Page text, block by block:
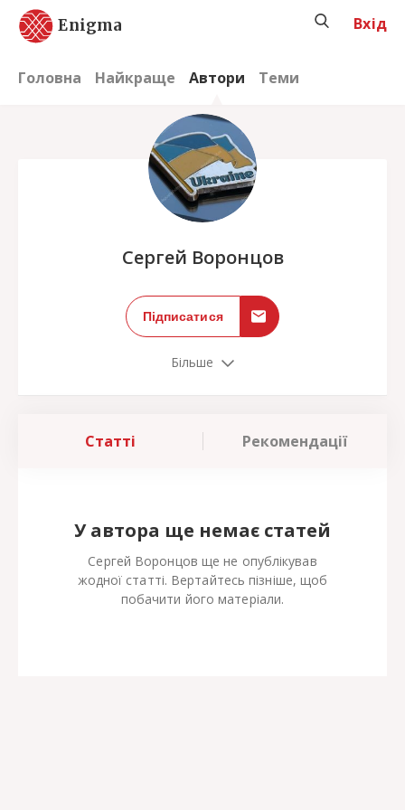
Enigma
Головна Найкраще Автори Теми
Вхід
Сергей Воронцов
Підписатися
Більше
Статті Рекомендації
У автора ще немає статей
Сергей Воронцов ще не опублікував
жодної статті. Вертайтесь пізніше, щоб
побачити його матеріали.